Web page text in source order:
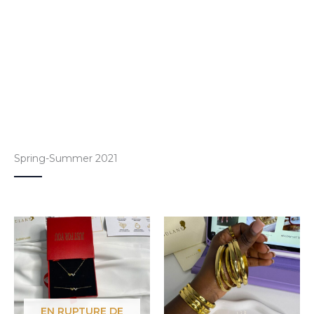
Spring-Summer 2021
EN RUPTURE DE
Ce
a